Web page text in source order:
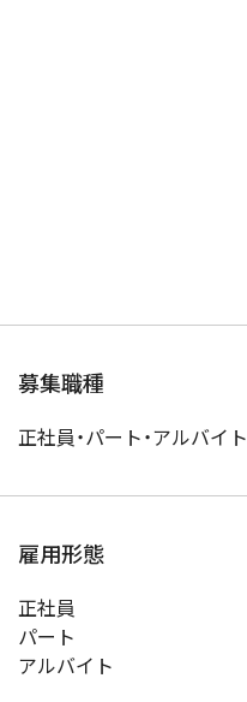
募集職種
正社員・パート・アルバイト
雇用形態
正社員
パート
アルバイト